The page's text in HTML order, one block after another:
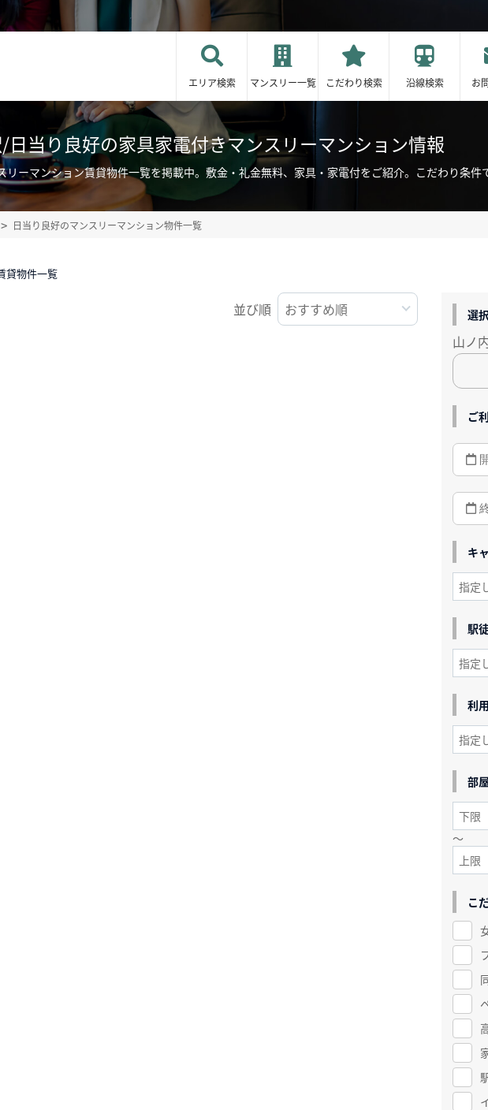
エリア検索 マンスリー一覧 こだわり検索 沿線検索 お
日当り良好の家具家電付きマンスリーマンション情報
ーマンション賃貸物件一覧を掲載中。敷金・礼金無料、家具・家電付をご紹介。こだわり条件
日当り良好のマンスリーマンション物件一覧
貸物件一覧
並び順 選
山ノ
ご
キ
駅
利
部
～
こ